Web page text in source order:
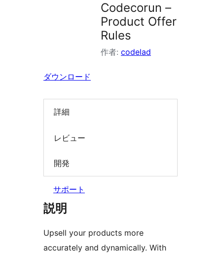
Codecorun –
Product Offer
Rules
作者: codelad
ダウンロード
詳細
レビュー
開発
サポート
説明
Upsell your products more
accurately and dynamically. With